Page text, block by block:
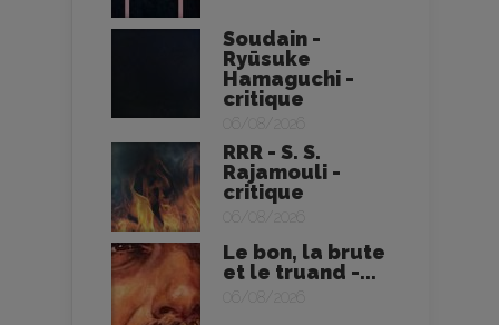
Soudain -
Ryūsuke
Hamaguchi -
critique
06/08/2026
RRR - S. S.
Rajamouli -
critique
06/08/2026
Le bon, la brute
et le truand -...
06/08/2026